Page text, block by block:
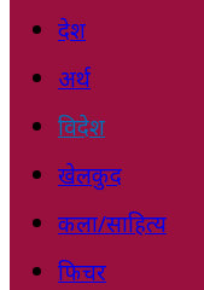
देश
अर्थ
विदेश
खेलकुद
कला/साहित्य
फिचर